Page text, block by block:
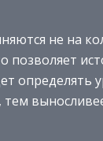
не на
позволяет
определять